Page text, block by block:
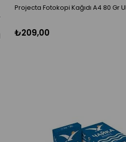
Projecta Fotokopi Kağıdı A4 80 Gr
₺209,00